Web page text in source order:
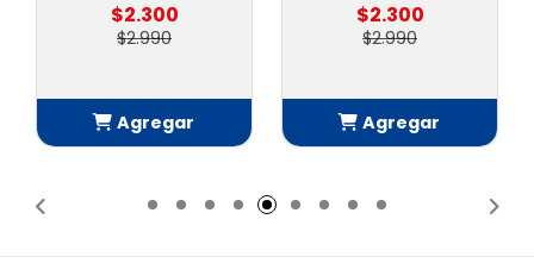
$2.300
$2.990
Agregar
$2.300
$2.990
Agregar